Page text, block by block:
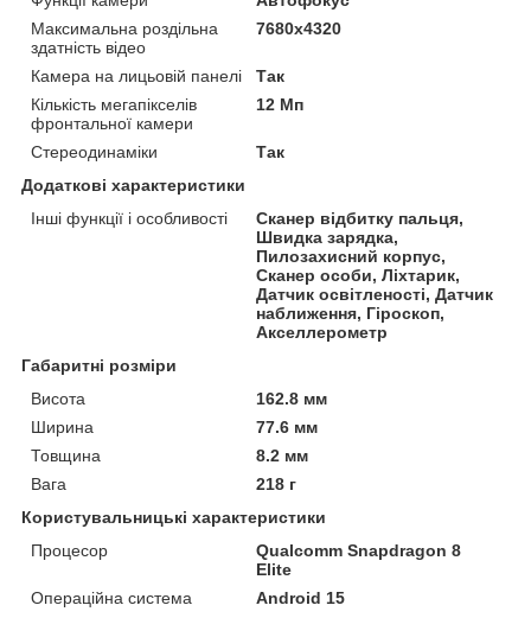
Максимальна роздільна
здатність відео
7680x4320
Камера на лицьовій панелі
Так
Кількість мегапікселів
фронтальної камери
12 Мп
Стереодинаміки
Так
Додаткові характеристики
Інші функції і особливості
Сканер відбитку пальця,
Швидка зарядка,
Пилозахисний корпус,
Сканер особи, Ліхтарик,
Датчик освітленості, Датчик
наближення, Гіроскоп,
Акселлерометр
Габаритні розміри
Висота
162.8 мм
Ширина
77.6 мм
Товщина
8.2 мм
Вага
218 г
Користувальницькі характеристики
Процесор
Qualcomm Snapdragon 8
Elite
Операційна система
Android 15